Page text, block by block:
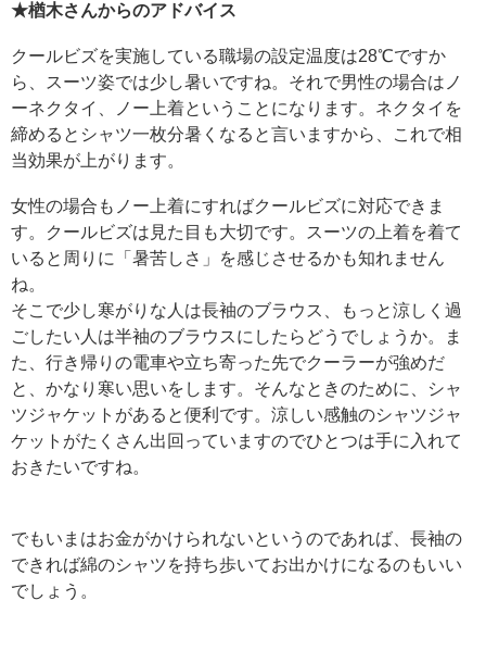
★楢木さんからのアドバイス
クールビズを実施している職場の設定温度は28℃ですか
ら、スーツ姿では少し暑いですね。それで男性の場合はノ
ーネクタイ、ノー上着ということになります。ネクタイを
締めるとシャツ一枚分暑くなると言いますから、これで相
当効果が上がります。
女性の場合もノー上着にすればクールビズに対応できま
す。クールビズは見た目も大切です。スーツの上着を着て
いると周りに「暑苦しさ」を感じさせるかも知れません
ね。
そこで少し寒がりな人は長袖のブラウス、もっと涼しく過
ごしたい人は半袖のブラウスにしたらどうでしょうか。ま
た、行き帰りの電車や立ち寄った先でクーラーが強めだ
と、かなり寒い思いをします。そんなときのために、シャ
ツジャケットがあると便利です。涼しい感触のシャツジャ
ケットがたくさん出回っていますのでひとつは手に入れて
おきたいですね。
でもいまはお金がかけられないというのであれば、長袖の
できれば綿のシャツを持ち歩いてお出かけになるのもいい
でしょう。